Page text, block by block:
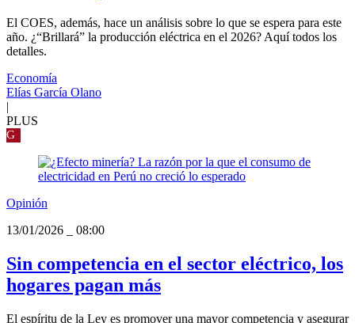
El COES, además, hace un análisis sobre lo que se espera para este
año. ¿“Brillará” la producción eléctrica en el 2026? Aquí todos los
detalles.
Economía
Elías García Olano
|
PLUS
G
Opinión
13/01/2026
08:00
Sin competencia en el sector eléctrico, los
hogares pagan más
El espíritu de la Ley es promover una mayor competencia y asegurar